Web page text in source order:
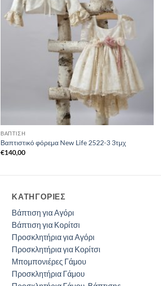
ΒΑΠΤΙΣΗ
Βαπτιστικό φόρεμα New Life 2522-3 3τμχ
€140,00
ΚΑΤΗΓΟΡΊΕΣ
Βάπτιση για Αγόρι
Βάπτιση για Κορίτσι
Προσκλητήρια για Αγόρι
Προσκλητήρια για Κορίτσι
Μπομπονιέρες Γάμου
Προσκλητήρια Γάμου